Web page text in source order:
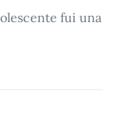
fui una